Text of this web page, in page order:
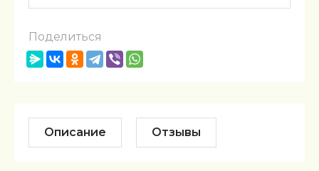
Поделиться
Описание Отзывы